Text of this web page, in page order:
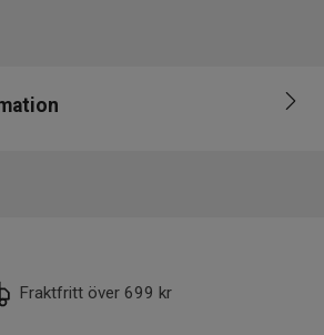
Fraktfritt över 699 kr